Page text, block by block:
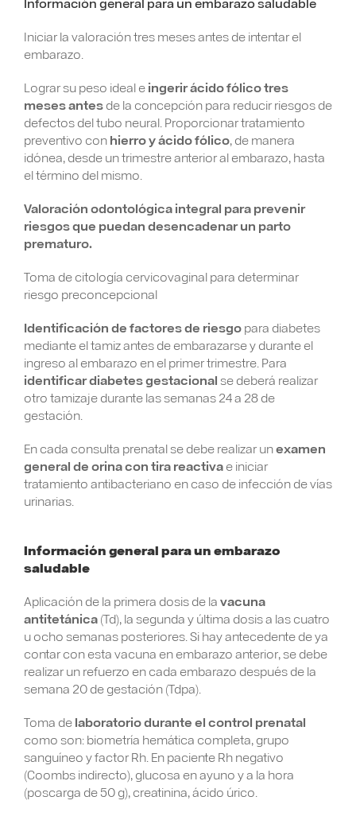
Iniciar la valoración tres meses antes de intentar el
embarazo.
Lograr su peso ideal eingerir ácido fólico tres
meses antesde la concepción para reducir riesgos de
defectos del tubo neural. Proporcionar tratamiento
preventivo conhierro y ácido fólico, de manera
idónea, desde un trimestre anterior al embarazo, hasta
el término del mismo.
Valoración odontológica integral para prevenir
riesgos que puedan desencadenar un parto
prematuro.
Toma de citología cervicovaginal para determinar
riesgo preconcepcional
Identificación de factores de riesgopara diabetes
mediante el tamiz antes de embarazarse y durante el
ingreso al embarazo en el primer trimestre. Para
identificar diabetes gestacionalse deberá realizar
otro tamizaje durante las semanas 24 a 28 de
gestación.
En cada consulta prenatal se debe realizar unexamen
general de orina con tira reactivae iniciar
tratamiento antibacteriano en caso de infección de vías
urinarias.
Información general para un embarazo
saludable
Aplicación de la primera dosis de lavacuna
antitetánica(Td), la segunda y última dosis a las cuatro
u ocho semanas posteriores. Si hay antecedente de ya
contar con esta vacuna en embarazo anterior, se debe
realizar un refuerzo en cada embarazo después de la
semana 20 de gestación (Tdpa).
Toma delaboratorio durante el control prenatal
como son: biometría hemática completa, grupo
sanguíneo y factor Rh. En paciente Rh negativo
(Coombs indirecto), glucosa en ayuno y a la hora
(poscarga de 50 g), creatinina, ácido úrico.